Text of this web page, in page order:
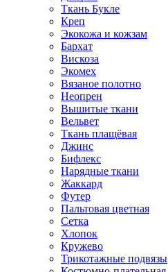
Ткань Букле
Креп
Экокожа и кожзам
Бархат
Вискоза
Экомех
Вязаное полотно
Неопрен
Вышитые ткани
Вельвет
Ткань плащёвая
Джинс
Бифлекс
Нарядные ткани
Жаккард
Футер
Пальтовая цветная
Сетка
Хлопок
Кружево
Трикотажные подвязы